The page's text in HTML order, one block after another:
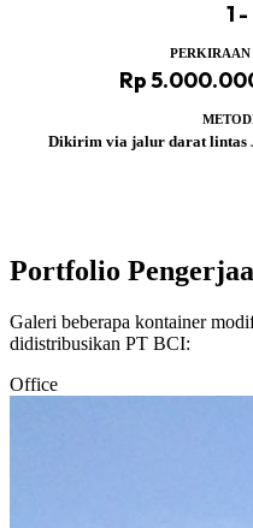
1
Rp
Dikirim via jalur darat lintas
Portfolio
Galeri beberapa kontainer
didistribusikan PT BCI:
Office